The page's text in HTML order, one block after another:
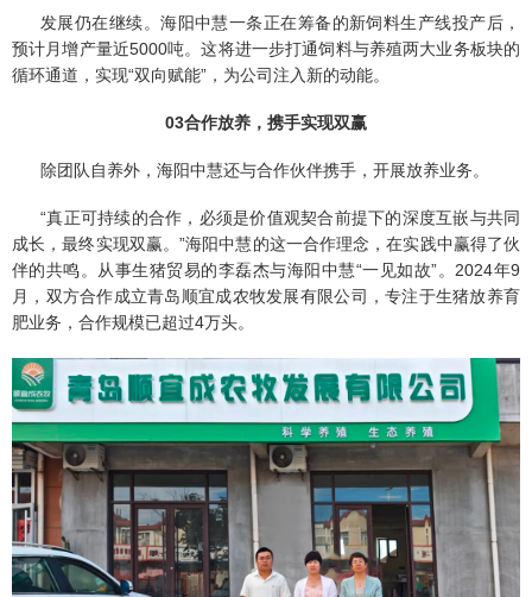
发展仍在继续。海阳中慧一条正在筹备的新饲料生产线投产后，
预计月增产量近5000吨。这将进一步打通饲料与养殖两大业务板块的
循环通道，实现“双向赋能”，为公司注入新的动能。
03合作放养，携手实现双赢
除团队自养外，海阳中慧还与合作伙伴携手，开展放养业务。
“真正可持续的合作，必须是价值观契合前提下的深度互嵌与共同
成长，最终实现双赢。”海阳中慧的这一合作理念，在实践中赢得了伙
伴的共鸣。从事生猪贸易的李磊杰与海阳中慧“一见如故”。2024年9
月，双方合作成立青岛顺宜成农牧发展有限公司，专注于生猪放养育
肥业务，合作规模已超过4万头。